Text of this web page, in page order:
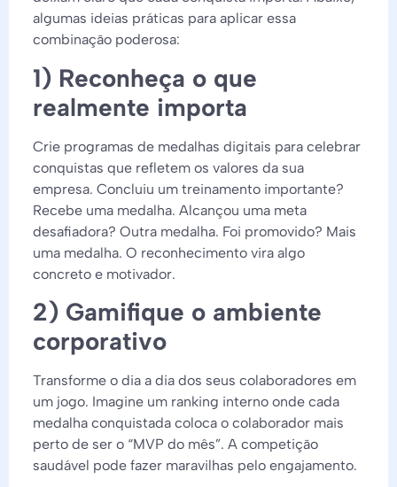
algumas ideias práticas para aplicar essa
combinação poderosa:
1) Reconheça o que
realmente importa
Crie programas de medalhas digitais para celebrar
conquistas que refletem os valores da sua
empresa. Concluiu um treinamento importante?
Recebe uma medalha. Alcançou uma meta
desafiadora? Outra medalha. Foi promovido? Mais
uma medalha. O reconhecimento vira algo
concreto e motivador.
2) Gamifique o ambiente
corporativo
Transforme o dia a dia dos seus colaboradores em
um jogo. Imagine um ranking interno onde cada
medalha conquistada coloca o colaborador mais
perto de ser o “MVP do mês”. A competição
saudável pode fazer maravilhas pelo engajamento.